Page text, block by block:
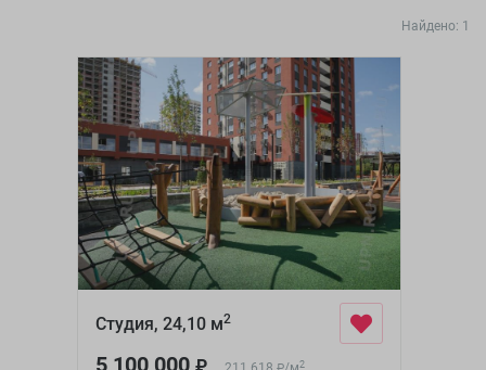
Найдено: 1
Студия, 24,10 м2
5 100 000 2